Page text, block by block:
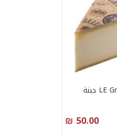
LE Gruyere Swiss Cheese جبنة
₪ 50.00